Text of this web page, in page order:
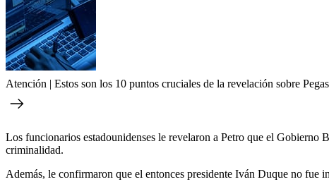
Atención | Estos son los 10 puntos cruciales de la revelación sobre
Los funcionarios estadounidenses le revelaron a Petro que el Gobierno
criminalidad.
Además, le confirmaron que el entonces presidente Iván Duque no fue